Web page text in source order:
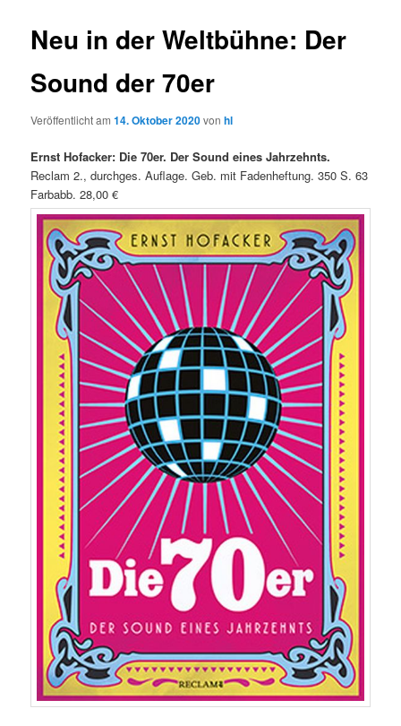
Neu in der Weltbühne: Der
Sound der 70er
Veröffentlicht am14. Oktober 2020vonhl
Ernst Hofacker: Die 70er. Der Sound eines Jahrzehnts.
Reclam 2., durchges. Auflage. Geb. mit Fadenheftung. 350 S. 63
Farbabb. 28,00 €